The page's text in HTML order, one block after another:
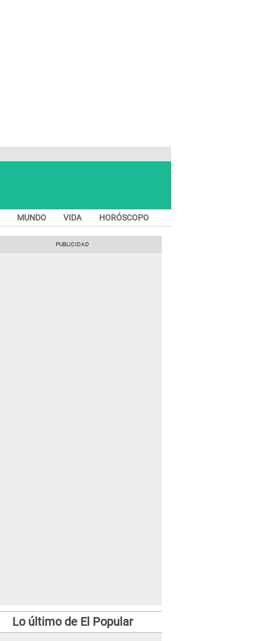
MUNDO VIDA HORÓSCOPO
Lo último de El Popular